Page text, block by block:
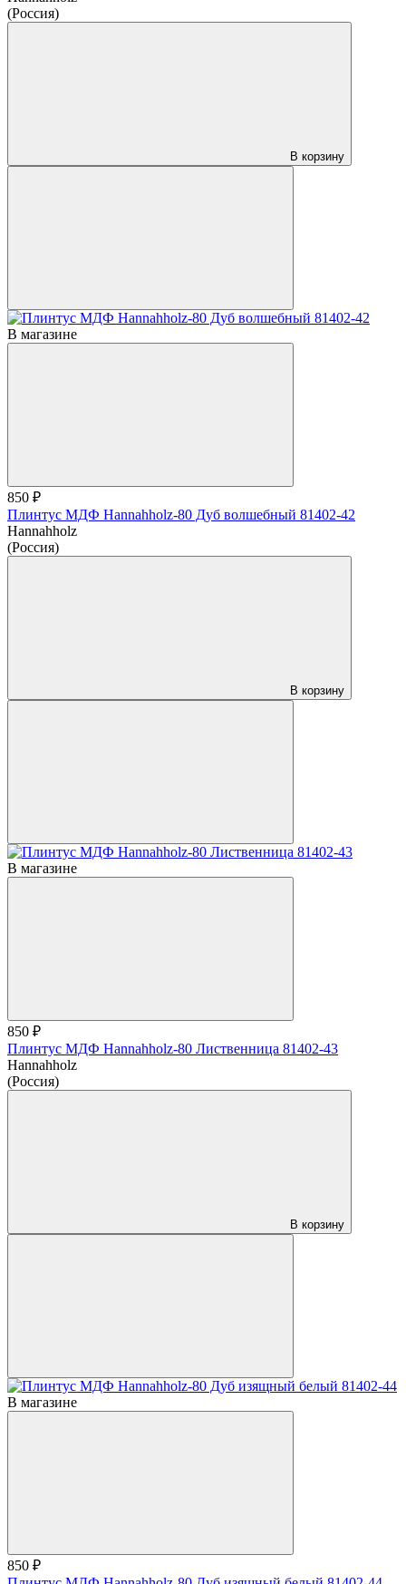
(Россия)
В корзину
В магазине
850 ₽
Плинтус МДФ Hannahholz-80 Дуб волшебный 81402-42
Hannahholz
(Россия)
В корзину
В магазине
850 ₽
Плинтус МДФ Hannahholz-80 Лиственница 81402-43
Hannahholz
(Россия)
В корзину
В магазине
850 ₽